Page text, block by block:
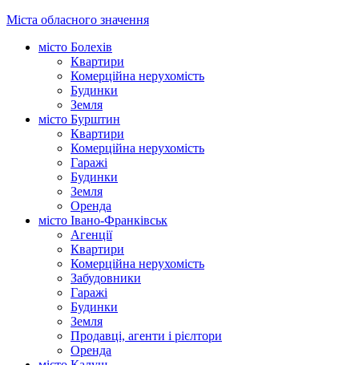
Міста обласного значення
місто Болехів
Квартири
Комерційна нерухомість
Будинки
Земля
місто Бурштин
Квартири
Комерційна нерухомість
Гаражі
Будинки
Земля
Оренда
місто Івано-Франківськ
Агенції
Квартири
Комерційна нерухомість
Забудовники
Гаражі
Будинки
Земля
Продавці, агенти і рієлтори
Оренда